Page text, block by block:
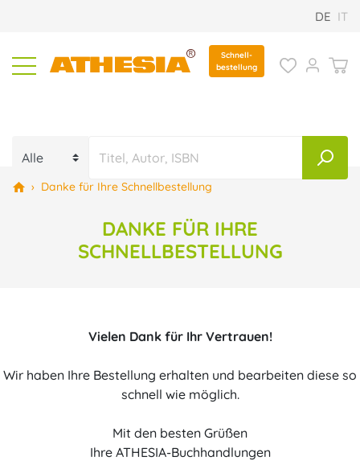
DE IT
Schnell-
bestellung
› Danke für Ihre Schnellbestellung
DANKE FÜR IHRE
SCHNELLBESTELLUNG
Vielen Dank für Ihr Vertrauen!
Wir haben Ihre Bestellung erhalten und bearbeiten diese so
schnell wie möglich.
Mit den besten Grüßen
Ihre ATHESIA-Buchhandlungen